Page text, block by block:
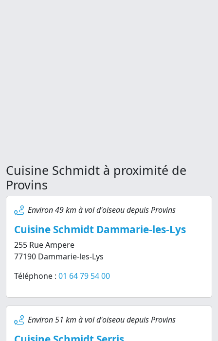
Cuisine Schmidt à proximité de
Provins
Environ 49 km à vol d'oiseau depuis Provins
Cuisine Schmidt Dammarie-les-Lys
255 Rue Ampere
77190 Dammarie-les-Lys
Téléphone : 01 64 79 54 00
Environ 51 km à vol d'oiseau depuis Provins